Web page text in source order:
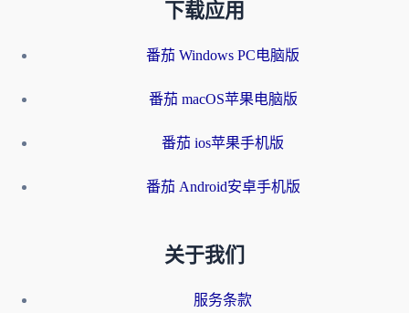
下载应用
番茄 Windows PC电脑版
番茄 macOS苹果电脑版
番茄 ios苹果手机版
番茄 Android安卓手机版
关于我们
服务条款